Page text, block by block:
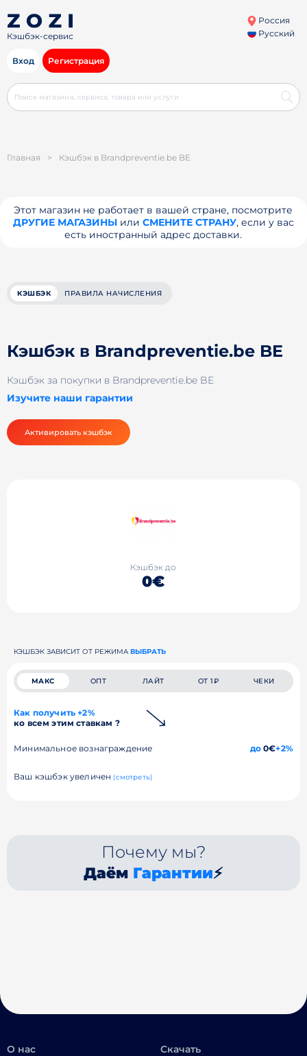
Кэшбэк-сервис
Россия
Русский
Вход Регистрация
Главная > Кэшбэк в Brandpreventie.be BE
Этот магазин не работает в вашей стране, посмотрите
ДРУГИЕ МАГАЗИНЫили СМЕНИТЕ СТРАНУ, если у вас
есть иностранный адрес доставки.
КЭШБЭК ПРАВИЛА НАЧИСЛЕНИЯ
Кэшбэк в Brandpreventie.be BE
Кэшбэк за покупки в Brandpreventie.be BE
Изучите наши гарантии
Активировать кэшбэк
Кэшбэк до
0€
КЭШБЭК ЗАВИСИТ ОТ РЕЖИМА ВЫБРАТЬ
МАКС ОПТ ЛАЙТ ОТ 1₽ ЧЕКИ
Как получить +2%
ко всем этим ставкам ?
Минимальное вознаграждение до0€+2%
Ваш кэшбэк увеличен (смотреть)
Почему мы?
Даём Гарантии⚡
О нас Скачать